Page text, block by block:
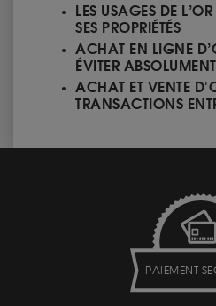
LES USAGES DE
SES PROPRIÉTÉS
ACHAT EN LIGNE
ÉVITER ABSOLUMENT
ACHAT ET VENTE
TRANSACTIONS
PAIEMENT